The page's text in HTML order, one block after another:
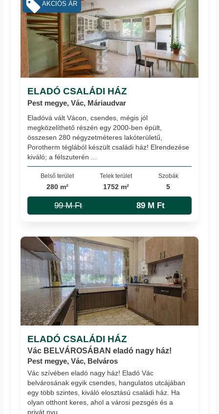
ELADÓ CSALÁDI HÁZ
Pest megye, Vác, Máriaudvar
Eladóvá vált Vácon, csendes, mégis jól
megközelíthető részén egy 2000-ben épült,
összesen 280 négyzetméteres lakóterületű,
Porotherm téglából készült családi ház! Elrendezése
kiváló; a félszuterén ...
Belső terület
280 m²
Telek terület
1752 m²
Szobák
5
99 M Ft 89 M Ft
AKCIÓS ÁR
ELADÓ CSALÁDI HÁZ
Vác BELVÁROSÁBAN eladó nagy ház!
Pest megye, Vác, Belváros
Vác szívében eladó nagy ház! Eladó Vác
belvárosának egyik csendes, hangulatos utcájában
egy több szintes, kiváló elosztású családi ház. Ha
olyan otthont keres, ahol a városi pezsgés és a
privát nyu...